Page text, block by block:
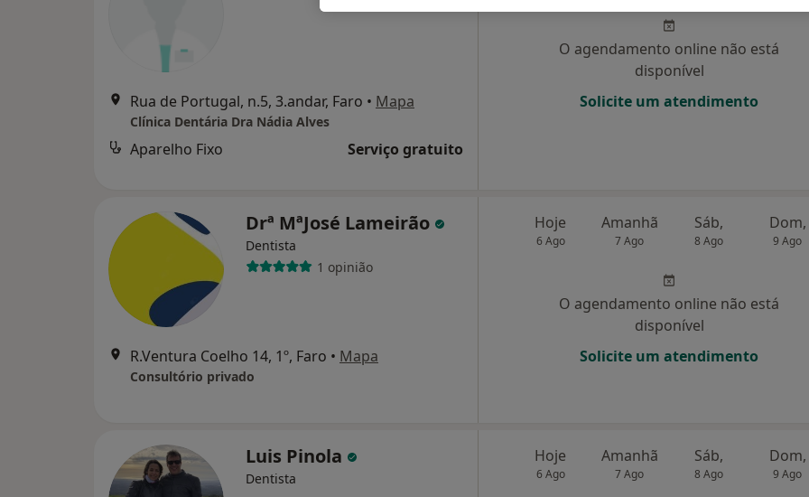
Rua de Portugal, n.5, 3.andar, Faro • Mapa
Clínica Dentária Dra Nádia Alves
Aparelho Fixo Serviço gratuito
O agendamento online não está
disponível
Solicite um atendimento
Drª MªJosé Lameirão
Dentista
1 opinião
R.Ventura Coelho 14, 1º, Faro • Mapa
Consultório privado
Hoje
6 Ago
Amanhã
7 Ago
Sáb,
8 Ago
Dom,
9 Ago
O agendamento online não está
disponível
Solicite um atendimento
Luis Pinola
Dentista
Hoje
6 Ago
Amanhã
7 Ago
Sáb,
8 Ago
Dom,
9 Ago